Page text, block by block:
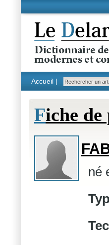
Accueil |
Fiche
né